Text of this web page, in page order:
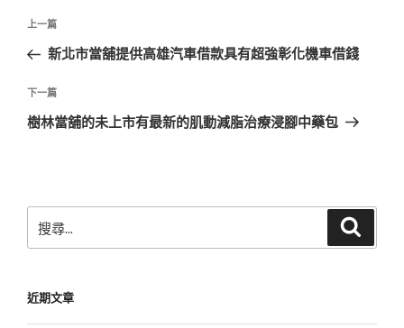
文
導
覽
上
一
文
章
上一篇
新北市當舖提供高雄汽車借款具有超強彰化機車借錢
下
一
下一篇
樹林當舖的未上市有最新的肌動減脂治療浸腳中藥包
尋
字:
近期文章